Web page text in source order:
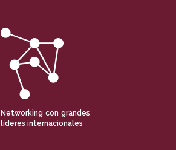
Networking con grandes
líderes internacionales